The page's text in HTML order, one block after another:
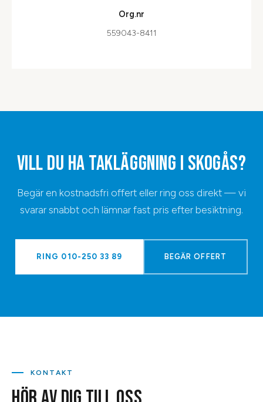
Org.nr
559043-8411
VILL DU HATAKLÄGGNING I SKOGÅS?
Begär en kostnadsfri offert eller ring oss direkt — vi
svarar snabbt och lämnar fast pris efter besiktning.
RING 010-250 33 89 BEGÄR OFFERT
KONTAKT